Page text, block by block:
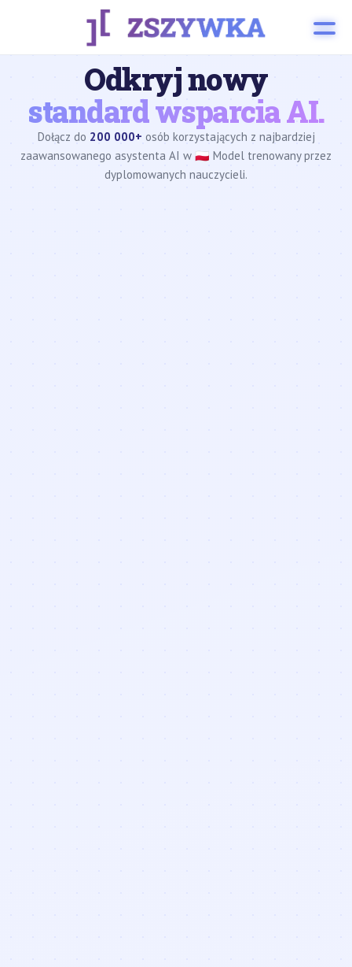
Odkryj nowy
standard wsparcia AI.
Dołącz do 200 000+ osób korzystających z najbardziej
zaawansowanego asystenta AI w 🇵🇱 Model trenowany przez
dyplomowanych nauczycieli.